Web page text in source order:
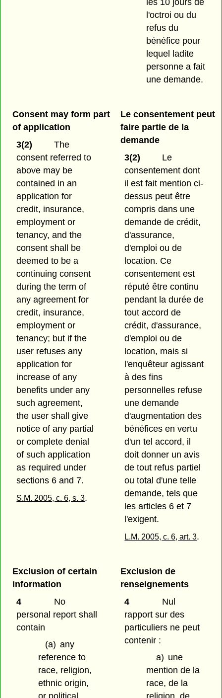
les 10 jours de
l'octroi ou du
refus du
bénéfice pour
lequel ladite
personne a fait
une demande.
Consent may form part
of application
3(2)
The
consent referred to
above may be
contained in an
application for
credit, insurance,
employment or
tenancy, and the
consent shall be
deemed to be a
continuing consent
during the term of
any agreement for
credit, insurance,
employment or
tenancy; but if the
user refuses any
application for
increase of any
benefits under any
such agreement,
the user shall give
notice of any partial
or complete denial
of such application
as required under
sections 6 and 7.
S.M. 2005, c. 6, s. 3.
Le consentement peut
faire partie de la
demande
3(2)
Le
consentement dont
il est fait mention ci-
dessus peut être
compris dans une
demande de crédit,
d'assurance,
d'emploi ou de
location. Ce
consentement est
réputé être continu
pendant la durée de
tout accord de
crédit, d'assurance,
d'emploi ou de
location, mais si
l'enquêteur agissant
à des fins
personnelles refuse
une demande
d'augmentation des
bénéfices en vertu
d'un tel accord, il
doit donner un avis
de tout refus partiel
ou total d'une telle
demande, tels que
les articles 6 et 7
l'exigent.
L.M. 2005, c. 6, art. 3.
Exclusion of certain
information
4
No
personal report shall
contain
(a) any
reference to
race, religion,
ethnic origin,
Exclusion de
renseignements
4
Nul
rapport sur des
particuliers ne peut
contenir :
a) une
mention de la
race, de la